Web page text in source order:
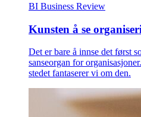
BI Business Review
Kunsten å se
Det er bare å innse det først
sanseorgan for
stedet fantaserer vi om den.